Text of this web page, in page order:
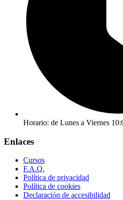
Horario: de Lunes a Viernes
Enlaces
Cursos
F.A.Q.
Política de privacidad
Política de cookies
Declaración de accesibilidad